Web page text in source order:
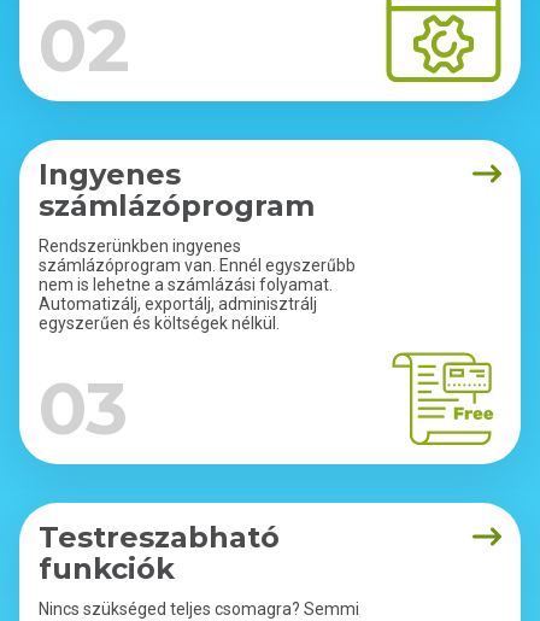
02
Ingyenes
számlázóprogram
Rendszerünkben ingyenes
számlázóprogram van. Ennél egyszerűbb
nem is lehetne a számlázási folyamat.
Automatizálj, exportálj, adminisztrálj
egyszerűen és költségek nélkül.
03
Testreszabható
funkciók
Nincs szükséged teljes csomagra? Semmi